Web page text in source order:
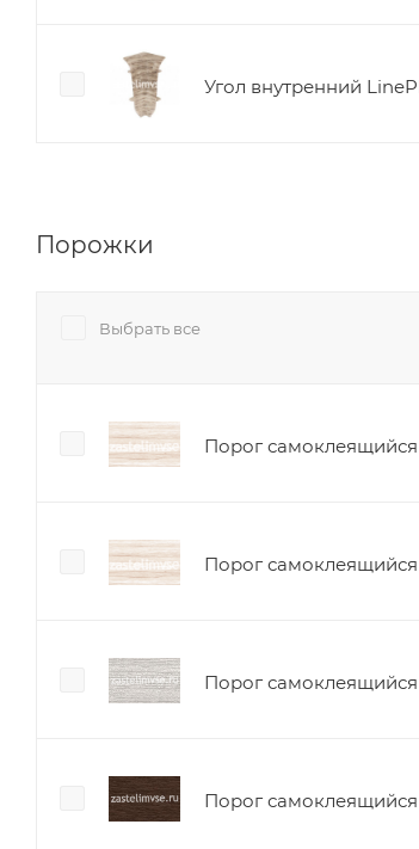
Угол внутренний
Порожки
Выбрать все
Порог
Порог
Порог
Порог